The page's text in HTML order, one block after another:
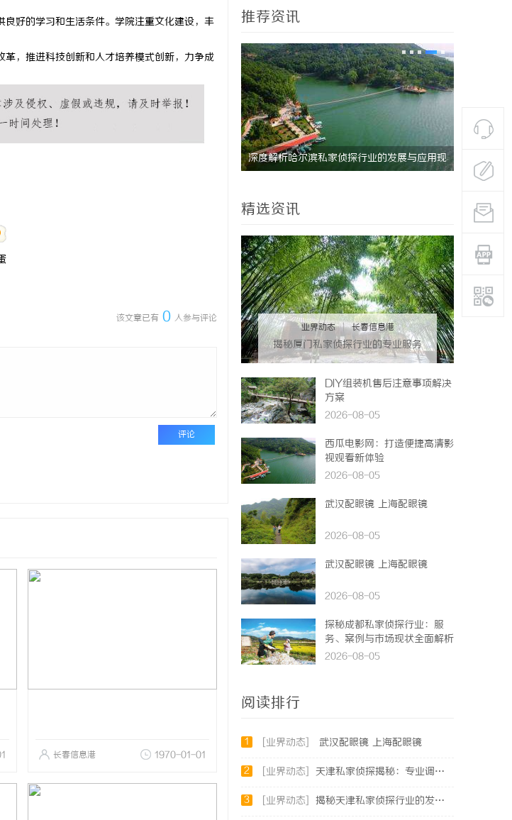
好的学习和生活条件。学院注重文化建设，丰
，推进科技创新和人才培养模式创新，力争成
该文章已有 0 人参与评论
评论
长春信息港 1970-01-01
推荐资讯
深度解析哈尔滨私家侦探行业的发展与应用现 揭秘成都
精选资讯
业界动态 | 长春信息港
揭秘厦门私家侦探行业的专业服务
与发展趋势
DIY组装机售后注意事项解决
方案
2026-08-05
西瓜电影网：打造便捷高清影
视观看新体验
2026-08-05
武汉配眼镜 上海配眼镜
2026-08-05
武汉配眼镜 上海配眼镜
2026-08-05
探秘成都私家侦探行业：服
务、案例与市场现状全面解析
2026-08-05
阅读排行
1 [业界动态] 武汉配眼镜 上海配眼镜
2 [业界动态] 天津私家侦探揭秘：专业调查服务与行业现状详细解析
3 [业界动态] 揭秘天津私家侦探行业的发展与服务全解析